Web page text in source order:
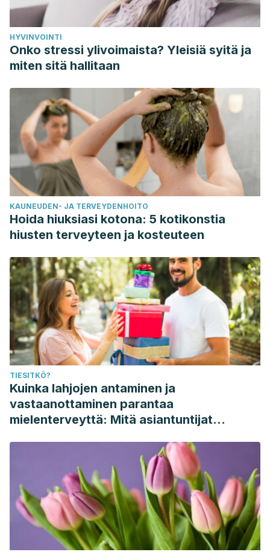
DEPTH. 136, 1434–1448.
https://doi.org/10.1161/CIRCULATIONAHA.117.030387
Voskoboinik, A., Prabhu, S., Ling, L. han, Kalman, J. M., &
Kistler, P. M. (2016, December 13). Alcohol and Atrial
. Elsevier USA.
https://doi.org/10.1016/j.jacc.2016.08.074
Kodama, S., Saito, K., Tanaka, S., Horikawa, C., Saito, A.,
Heianza, Y., … Sone, H. (2011). Alcohol consumption and
risk of atrial fibrillation: A meta-analysis.Journal of the
American College of Cardiology
57
(4), 427–436.
https://doi.org/10.1016/j.jacc.2010.08.641
Ettinger, P. O., Wu, C. F., De La Cruz Jr, C., Weisse, A. B.,
Ahmed, S. S., & Regan, T. J. (1978). Arrhythmias and the
“Holiday Heart”: alcoholassociated cardiac rhythm
disorders.American heart journal ,95(5), 555-562.
Pautas alimentarias para estadounidenses 2015-2020
octava edición. (2016). Retrieved 23 September 2020,
from https://webcache.googleusercontent.com/search?
q=cache:5xd7u91C60gJ:https://health.gov/sites/default/files/
10/DGA_Executive-Summary-
SP.pdf+&cd=1&hl=es&ct=clnk&gl=es&client=firefox-b-d
HYVINVOINTI
Onko stressi ylivoimaista? Yleisiä syitä ja
miten sitä hallitaan
KAUNEUDEN- JA TERVEYDENHOITO
Hoida hiuksiasi kotona: 5 kotikonstia
hiusten terveyteen ja kosteuteen
TIESITKÖ?
Kuinka lahjojen antaminen ja
vastaanottaminen parantaa
mielenterveyttä: Mitä asiantuntijat